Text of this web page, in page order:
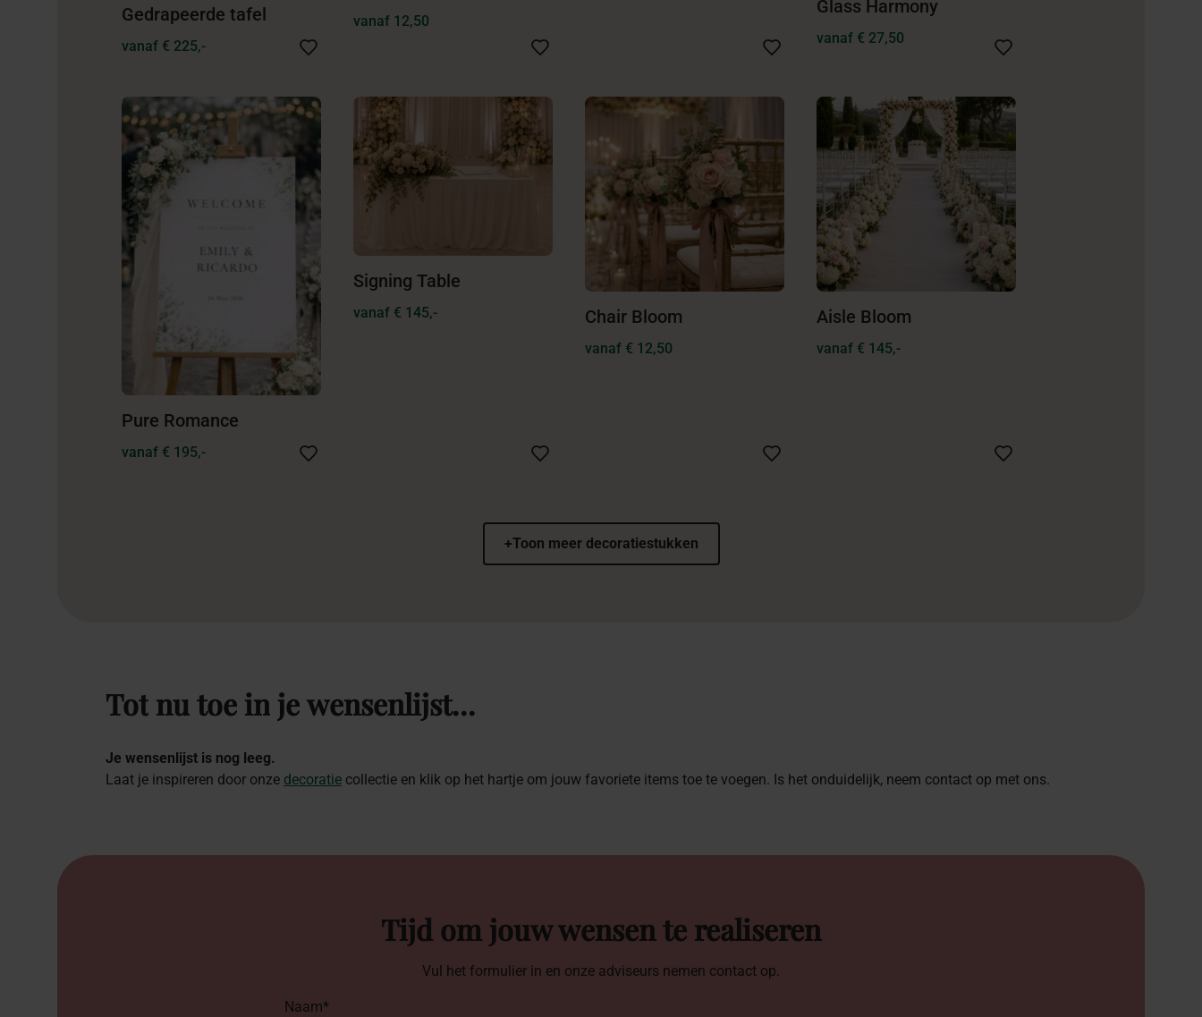
Gedrapeerde tafel
vanaf € 225,-
vanaf 12,50
Glass Harmony
vanaf € 27,50
Pure Romance
vanaf € 195,-
Signing Table
vanaf € 145,- Chair Bloom
vanaf € 12,50
Aisle Bloom
vanaf € 145,-
+Toon meer decoratiestukken
Tot nutoe in jewensenlijst…
Je wensenlijst is nog leeg.
Laat je inspireren door onze decoratie collectie en klik op het hartje om jouw favoriete items toe te voegen. Is het onduidelijk, neem contact op met ons.
Tijd om jouw wensen te realiseren
Vul het formulier in en onze adviseurs nemen contact op.
Naam*